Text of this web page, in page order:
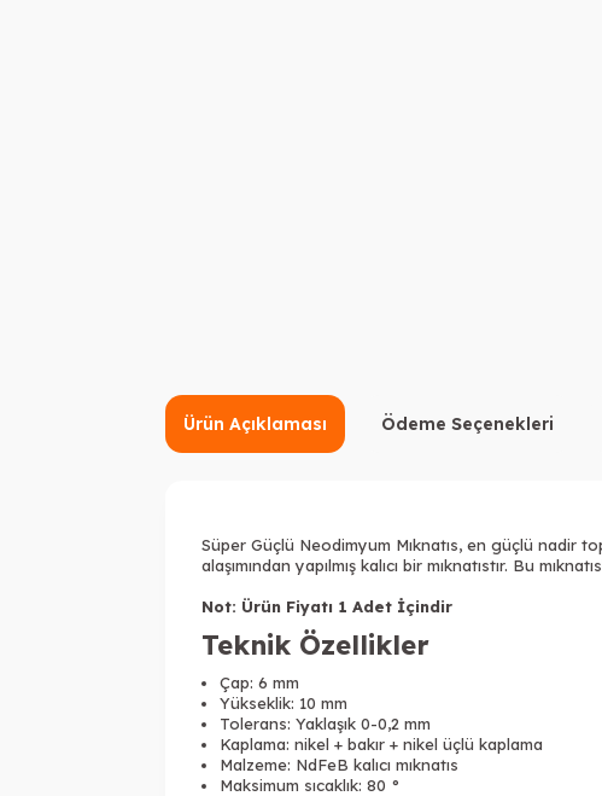
Ürün Açıklaması Ödeme Seçenekleri
Süper Güçlü Neodimyum Mıknatıs, en güçlü nadir
alaşımından yapılmış kalıcı bir mıknatıstır. Bu
Not: Ürün Fiyatı 1 Adet İçindir
Teknik Özellikler
Çap: 6 mm
Yükseklik: 10 mm
Tolerans: Yaklaşık 0-0,2 mm
Kaplama: nikel + bakır + nikel üçlü kaplama
Malzeme: NdFeB kalıcı mıknatıs
Maksimum sıcaklık: 80 °